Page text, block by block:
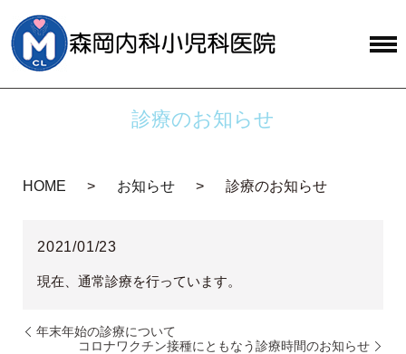
診療のお知らせ
HOME お知らせ 診療のお知らせ
2021/01/23
現在、通常診療を行っています。
年末年始の診療について
コロナワクチン接種にともなう診療時間のお知らせ